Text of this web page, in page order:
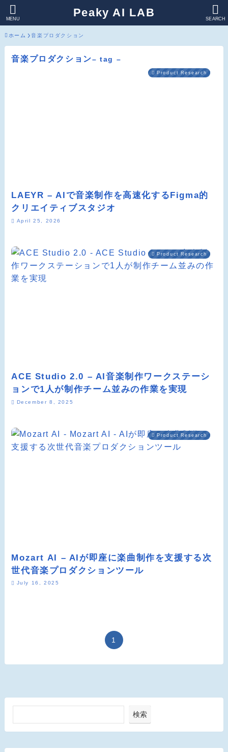
Peaky AI LAB SEARCH
MENU
ホーム 音楽プロダクション
音楽プロダクション– tag –
Product Research
LAEYR – AIで音楽制作を高速化するFigma的
クリエイティブスタジオ
April 25, 2026
Product Research
ACE Studio 2.0 – AI音楽制作ワークステーシ
ョンで1人が制作チーム並みの作業を実現
December 8, 2025
Product Research
Mozart AI – AIが即座に楽曲制作を支援する次
世代音楽プロダクションツール
July 16, 2025
1
検索